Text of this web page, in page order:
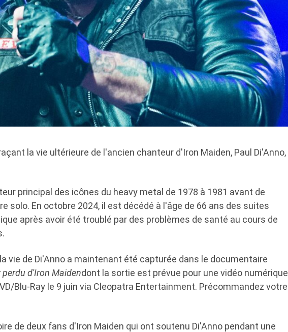
la vie ultérieure de l'ancien chanteur d'Iron Maiden, Paul Di'Anno,
principal des icônes du heavy metal de 1978 à 1981 avant de
solo. En octobre 2024, il est décédé à l'âge de 66 ans des suites
après avoir été troublé par des problèmes de santé au cours de
vie de Di'Anno a maintenant été capturée dans le documentaire
d'Iron Maidendont la sortie est prévue pour une vidéo numérique
Blu-Ray le 9 juin via Cleopatra Entertainment. Précommandez votre
de deux fans d'Iron Maiden qui ont soutenu Di'Anno pendant une